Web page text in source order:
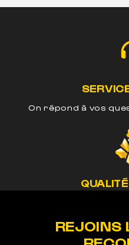
On répond à vos
REJOINS